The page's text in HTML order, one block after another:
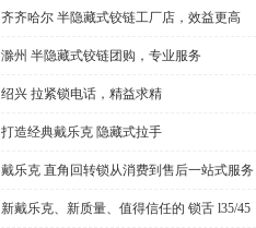
齐齐哈尔 半隐藏式铰链工厂店，效益更高
滁州 半隐藏式铰链团购，专业服务
绍兴 拉紧锁电话，精益求精
打造经典戴乐克 隐藏式拉手
戴乐克 直角回转锁从消费到售后一站式服务
新戴乐克、新质量、值得信任的 锁舌 l35/45